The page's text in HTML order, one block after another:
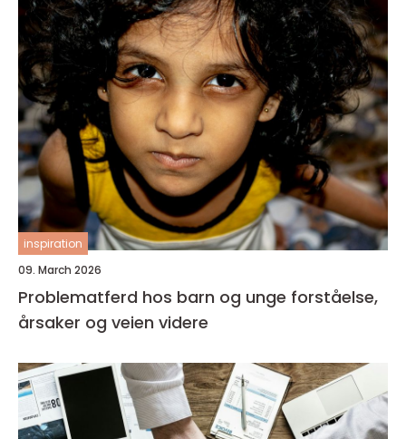
inspiration
09. March 2026
Problematferd hos barn og unge forståelse,
årsaker og veien videre